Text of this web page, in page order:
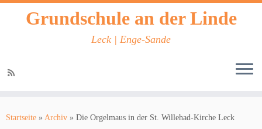
Inhalt
Grundschule an der Linde
Leck | Enge-Sande
Startseite » Archiv » Die Orgelmaus in der St. Willehad-Kirche Leck